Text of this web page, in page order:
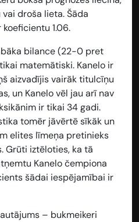
droša lieta. Šāda
koeficientu 1.06.
bilance (22-0 pret
matemātiski. Kanelo ir
aizvadījis vairāk titulcīņu
un Kanelo vēl jau arī nav
ir tikai 34 gadi.
tomēr jāvērtē sīkāk un
elites līmeņa pretinieks
Grūti iztēloties, ka tā
Kanelo čempiona
šādai iespējamībai ir
– bukmeikeri